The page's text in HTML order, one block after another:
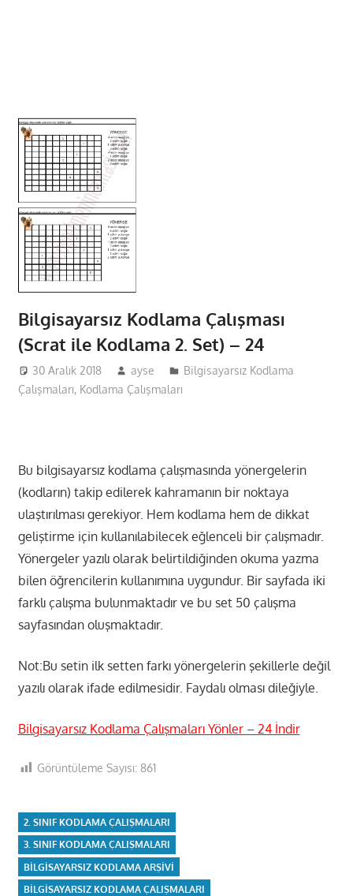
Bilgisayarsız Kodlama Çalışması
(Scrat ile Kodlama 2. Set) – 24
30 Aralık 2018 ayse
Bilgisayarsız Kodlama
Çalışmaları, Kodlama Çalışmaları
Bu bilgisayarsız kodlama çalışmasında yönergelerin
(kodların) takip edilerek kahramanın bir noktaya
ulaştırılması gerekiyor. Hem kodlama hem de dikkat
geliştirme için kullanılabilecek eğlenceli bir çalışmadır.
Yönergeler yazılı olarak belirtildiğinden okuma yazma
bilen öğrencilerin kullanımına uygundur. Bir sayfada iki
farklı çalışma bulunmaktadır ve bu set 50 çalışma
sayfasından oluşmaktadır.
Not:Bu setin ilk setten farkı yönergelerin şekillerle değil
yazılı olarak ifade edilmesidir. Faydalı olması dileğiyle.
Bilgisayarsız Kodlama Çalışmaları Yönler – 24 İndir
Görüntüleme Sayısı: 861
2. SINIF KODLAMA ÇALIŞMALARI
3. SINIF KODLAMA ÇALIŞMALARI
BILGISAYARSIZ KODLAMA ARŞIVI
BILGISAYARSIZ KODLAMA ÇALIŞMALARI